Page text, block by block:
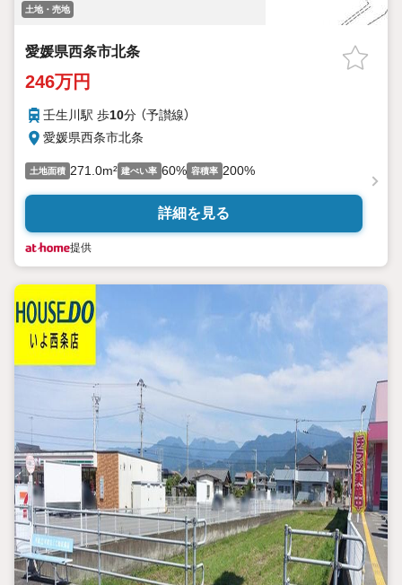
土地・売地
愛媛県西条市北条
246万円
壬生川駅 歩10分 （予讃線）
愛媛県西条市北条
土地面積 271.0m² 建ぺい率 60% 容積率 200%
詳細を見る
提供